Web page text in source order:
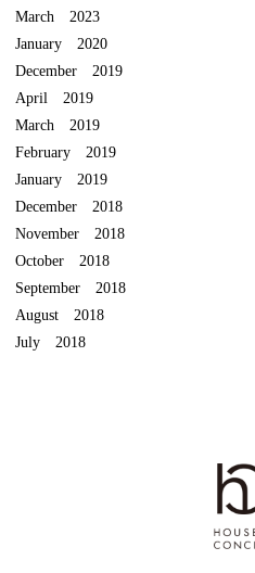
March 2023
January 2020
December 2019
April 2019
March 2019
February 2019
January 2019
December 2018
November 2018
October 2018
September 2018
August 2018
July 2018